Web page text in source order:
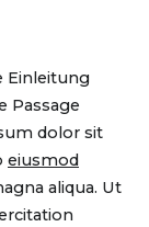
Einleitung
Passage
dolor sit
eiusmod
aliqua. Ut